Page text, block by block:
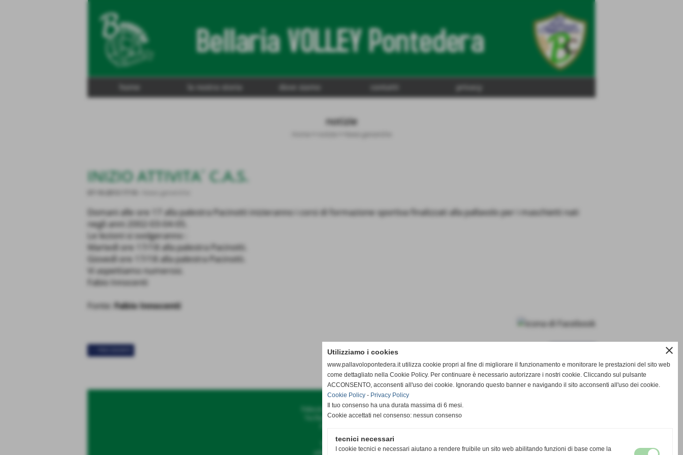
home la nostra storia dove siamo contatti privacy
notizie
INIZIO ATTIVITA´ C.A.S.
Domani alle ore 17 alla palestra Pacinotti inizieranno i corsi di formazione sportiva finalizzati alla pallavolo per i maschietti nati
negli anni 2002-03-04-05.
Le lezioni si svolgeranno :
Martedì ore 17/18 alla palestra Pacinotti.
Giovedì ore 17/18 alla palestra Pacinotti.
Vi aspettiamo numerosi.
Fabio Innocenti
Fonte:Fabio Innocenti
Pallavolo G.S. Bellaria Pontedera
Via Diaz, 35 - Pontedera (Pisa)
pallavolo@gsbellaria.it
close
Utilizziamo i cookies
www.pallavolopontedera.it utilizza cookie propri al fine di migliorare il funzionamento e monitorare le prestazioni del sito web
come dettagliato nella Cookie Policy. Per continuare è necessario autorizzare i nostri cookie. Cliccando sul pulsante
ACCONSENTO, acconsenti all'uso dei cookie. Ignorando questo banner e navigando il sito acconsenti all'uso dei cookie.
Cookie Policy - Privacy Policy
Il tuo consenso ha una durata massima di 6 mesi.
Cookie accettati nel consenso: nessun consenso
tecnici necessari
I cookie tecnici e necessari aiutano a rendere fruibile un sito web abilitando funzioni di base come la